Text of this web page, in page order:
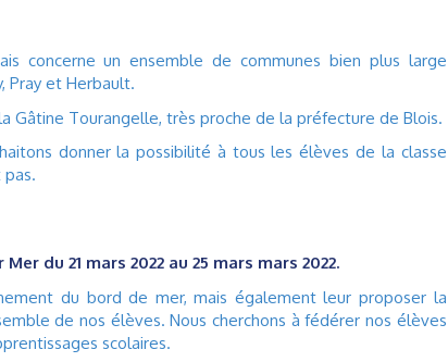
concerne un ensemble de communes bien plus large
Pray et Herbault.
Gâtine Tourangelle, très proche de la préfecture de Blois.
donner la possibilité à tous les élèves de la classe
pas.
du 21 mars 2022 au 25 mars mars 2022.
du bord de mer, mais également leur proposer la
de nos élèves. Nous cherchons à fédérer nos élèves
scolaires.